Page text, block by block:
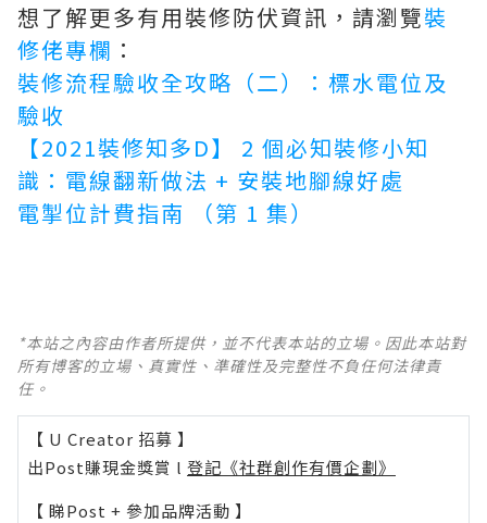
想了解更多有用裝修防伏資訊，請瀏覽裝
修佬專欄 ：
裝修流程驗收全攻略（二）：標水電位及
驗收
【2021裝修知多D】 2 個必知裝修小知
識：電線翻新做法 + 安裝地腳線好處
電掣位計費指南 （第 1 集）
*本站之內容由作者所提供，並不代表本站的立場。因此本站對
所有博客的立場、真實性、準確性及完整性不負任何法律責
任。
【 U Creator 招募 】
出Post賺現金獎賞 l 登記《社群創作有價企劃》
【 睇Post + 參加品牌活動 】